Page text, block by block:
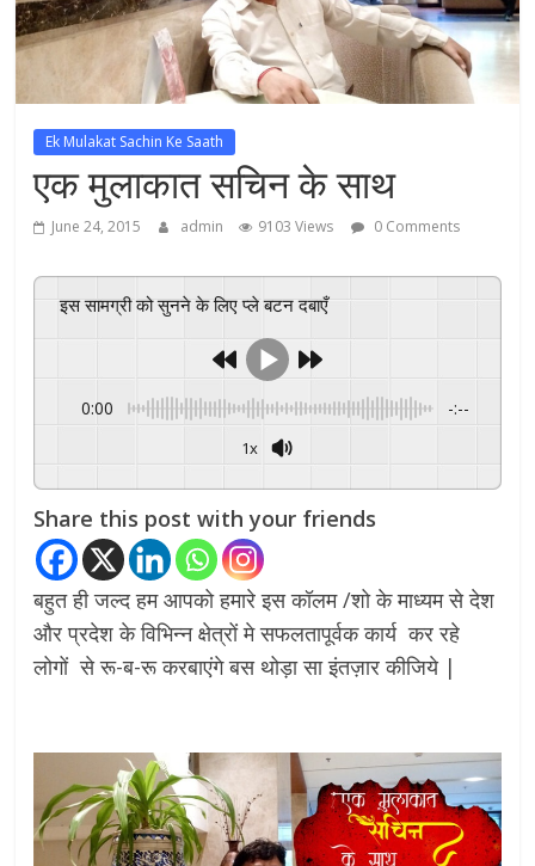
Ek Mulakat Sachin Ke Saath
एक मुलाकात सचिन के साथ
June 24, 2015 admin 9103 Views 0 Comments
इस सामग्री को सुनने के लिए प्ले बटन दबाएँ
0:00 -:--
1x
Share this post with your friends
बहुत ही जल्द हम आपको हमारे इस कॉलम /शो के माध्यम से देश
और प्रदेश के विभिन्न क्षेत्रों मे सफलतापूर्वक कार्य कर रहे
लोगों से रू-ब-रू करबाएंगे बस थोड़ा सा इंतज़ार कीजिये |